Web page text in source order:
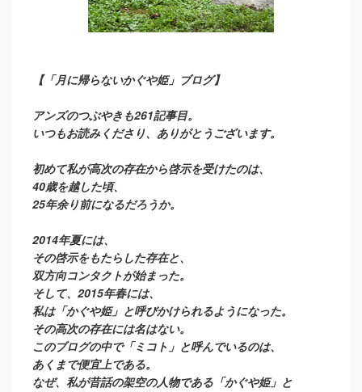
【「月に帰らないかぐや姫」ブログ】
アンズのつぶやきも261記事目。
いつもお読みくださり、ありがとうございます。
初めて私が高次の存在から啓示を受けたのは、
40歳を越した頃、
25年余り前になるだろうか。
2014年夏には、
その啓示をもたらした存在と、
双方向コンタクトが始まった。
そして、2015年春には、
私は「かぐや姫」と呼びかけられるようになった。
その高次の存在には名はない。
このブログの中で「ミコト」と呼んでいるのは、
あくまで便宜上である。
なぜ、私が昔話の架空の人物である「かぐや姫」と